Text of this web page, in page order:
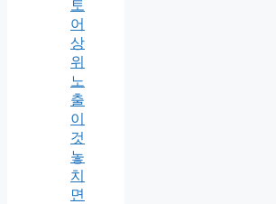
토
어
상
위
노
출
이
것
놓
치
면